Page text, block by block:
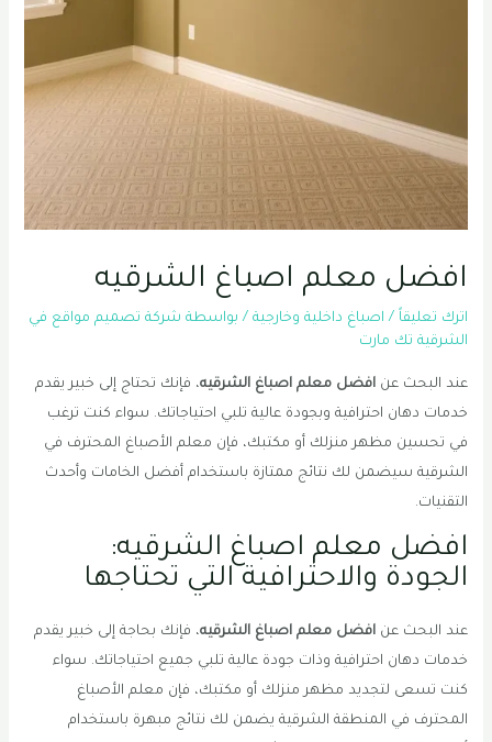
افضل معلم اصباغ الشرقيه
اترك تعليقاً / اصباغ داخلية وخارجية / بواسطة شركة تصميم مواقع في
الشرقية تك مارت
عند البحث عنافضل معلم اصباغ الشرقيه، فإنك تحتاج إلى خبير يقدم
خدمات دهان احترافية وبجودة عالية تلبي احتياجاتك. سواء كنت ترغب
في تحسين مظهر منزلك أو مكتبك، فإن معلم الأصباغ المحترف في
الشرقية سيضمن لك نتائج ممتازة باستخدام أفضل الخامات وأحدث
التقنيات.
افضل معلم اصباغ الشرقيه:
الجودة والاحترافية التي تحتاجها
عند البحث عنافضل معلم اصباغ الشرقيه، فإنك بحاجة إلى خبير يقدم
خدمات دهان احترافية وذات جودة عالية تلبي جميع احتياجاتك. سواء
كنت تسعى لتجديد مظهر منزلك أو مكتبك، فإن معلم الأصباغ
المحترف في المنطقة الشرقية يضمن لك نتائج مبهرة باستخدام